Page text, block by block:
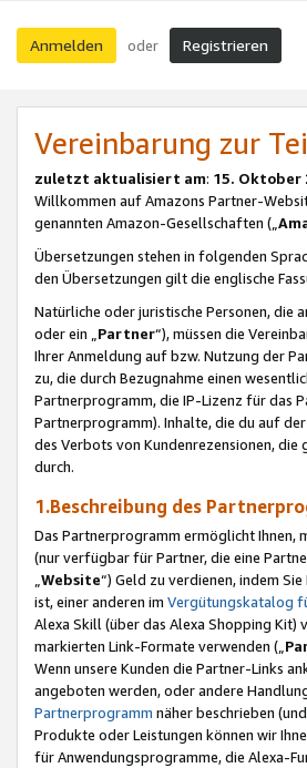
Anmelden oder Registrieren
Vereinbarung zur
zuletzt aktualisiert am: 15. Oktober
Willkommen auf Amazons Partner-
genannten Amazon-Gesellschaften („
Übersetzungen stehen in folgenden
den Übersetzungen gilt die englische
Natürliche oder juristische Personen, die
oder ein „Partner“), müssen die
Ihrer Anmeldung auf bzw. Nutzung der
zu, die durch Bezugnahme einen
Partnerprogramm, die IP-Lizenz für das
Partnerprogramm). Inhalte, die du auf
des Verbots von Kundenrezensionen,
durch.
1.Beschreibung des
Das Partnerprogramm ermöglicht Ihnen,
(nur verfügbar für Partner, die eine
Website“) Geld zu verdienen, indem
ist, einer anderen im Vergütungskatalog
Alexa Skill (über das Alexa Shopping Kit)
markierten Link-Formate verwenden („
Wenn unsere Kunden die Partner-Links
angeboten werden, oder andere
Partnerprogramm näher beschrieben
Produkte oder Leistungen können wir
für Anwendungsprogramme, die Alexa-